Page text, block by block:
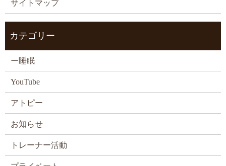
サイトマップ
カテゴリー
ー睡眠
YouTube
アトピー
お知らせ
トレーナー活動